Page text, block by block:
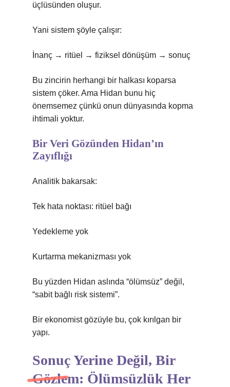
üçlüsünden oluşur.
Yani sistem şöyle çalışır:
İnanç → ritüel → fiziksel dönüşüm → sonuç
Bu zincirin herhangi bir halkası koparsa
sistem çöker. Ama Hidan bunu hiç
önemsemez çünkü onun dünyasında kopma
ihtimali yoktur.
Bir Veri Gözünden Hidan’ın
Zayıflığı
Analitik bakarsak:
Tek hata noktası: ritüel bağı
Yedekleme yok
Kurtarma mekanizması yok
Bu yüzden Hidan aslında “ölümsüz” değil,
“sabit bağlı risk sistemi”.
Bir ekonomist gözüyle bu, çok kırılgan bir
yapı.
Sonuç Yerine Değil, Bir
Gözlem: Ölümsüzlük Her